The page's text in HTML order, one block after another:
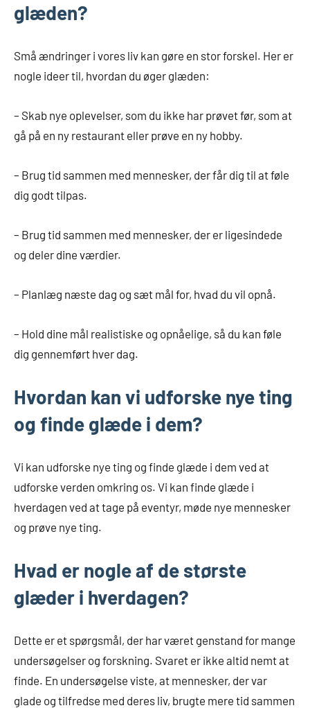
glæden?
Små ændringer i vores liv kan gøre en stor forskel. Her er
nogle ideer til, hvordan du øger glæden:
– Skab nye oplevelser, som du ikke har prøvet før, som at
gå på en ny restaurant eller prøve en ny hobby.
– Brug tid sammen med mennesker, der får dig til at føle
dig godt tilpas.
– Brug tid sammen med mennesker, der er ligesindede
og deler dine værdier.
– Planlæg næste dag og sæt mål for, hvad du vil opnå.
– Hold dine mål realistiske og opnåelige, så du kan føle
dig gennemført hver dag.
Hvordan kan vi udforske nye ting
og finde glæde i dem?
Vi kan udforske nye ting og finde glæde i dem ved at
udforske verden omkring os. Vi kan finde glæde i
hverdagen ved at tage på eventyr, møde nye mennesker
og prøve nye ting.
Hvad er nogle af de største
glæder i hverdagen?
Dette er et spørgsmål, der har været genstand for mange
undersøgelser og forskning. Svaret er ikke altid nemt at
finde. En undersøgelse viste, at mennesker, der var
glade og tilfredse med deres liv, brugte mere tid sammen